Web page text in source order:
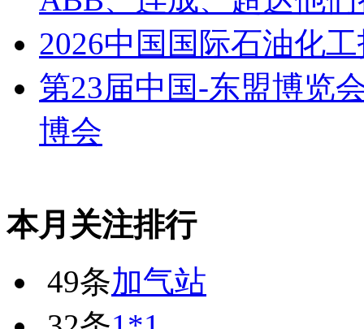
2026中国国际石油化
第23届中国-东盟博览
博会
本月关注排行
49条加气站